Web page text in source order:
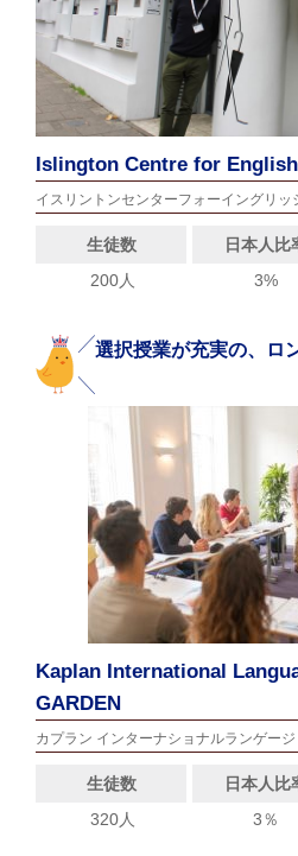
Islington Centre for English
イスリントンセンターフォーイングリッ
生徒数 日本人比
200人
3%
選択授業が充実の、ロ
Kaplan International
GARDEN
カプラン インターナショナルランゲー
生徒数 日本人比
320人
3％